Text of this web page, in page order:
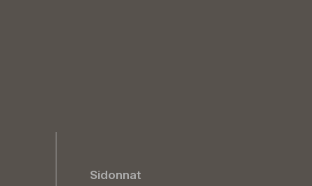
Sidonnat